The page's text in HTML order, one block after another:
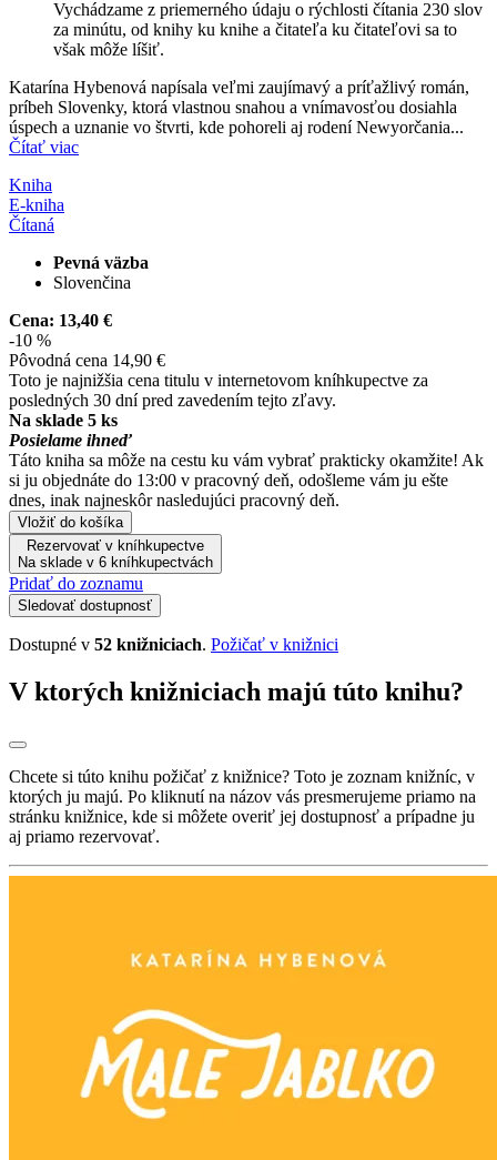
Vychádzame z priemerného údaju o rýchlosti čítania 230 slov
za minútu, od knihy ku knihe a čitateľa ku čitateľovi sa to
však môže líšiť.
Katarína Hybenová napísala veľmi zaujímavý a príťažlivý román,
príbeh Slovenky, ktorá vlastnou snahou a vnímavosťou dosiahla
úspech a uznanie vo štvrti, kde pohoreli aj rodení Newyorčania...
Čítať viac
Kniha
E-kniha
Čítaná
Pevná väzba
Slovenčina
Cena: 13,40 €
-10 %
Pôvodná cena 14,90 €
Toto je najnižšia cena titulu v internetovom kníhkupectve za
posledných 30 dní pred zavedením tejto zľavy.
Na sklade 5 ks
Posielame ihneď
Táto kniha sa môže na cestu ku vám vybrať prakticky okamžite! Ak
si ju objednáte do 13:00 v pracovný deň, odošleme vám ju ešte
dnes, inak najneskôr nasledujúci pracovný deň.
Vložiť do košíka
Rezervovať v kníhkupectve
Na sklade v 6 kníhkupectvách
Pridať do zoznamu
Sledovať dostupnosť
Dostupné v 52 knižniciach. Požičať v knižnici
V ktorých knižniciach majú túto knihu?
Chcete si túto knihu požičať z knižnice? Toto je zoznam knižníc, v
ktorých ju majú. Po kliknutí na názov vás presmerujeme priamo na
stránku knižnice, kde si môžete overiť jej dostupnosť a prípadne ju
aj priamo rezervovať.